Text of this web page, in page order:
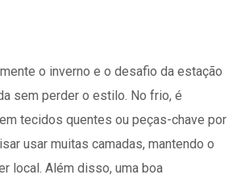
o inverno e o desafio da estação
sem perder o estilo. No frio, é
tecidos quentes ou peças-chave por
usar muitas camadas, mantendo o
local. Além disso, uma boa